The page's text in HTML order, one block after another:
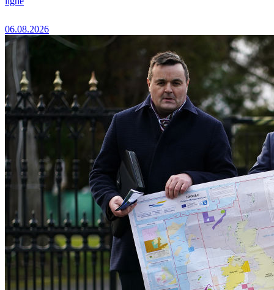
06.08.2026